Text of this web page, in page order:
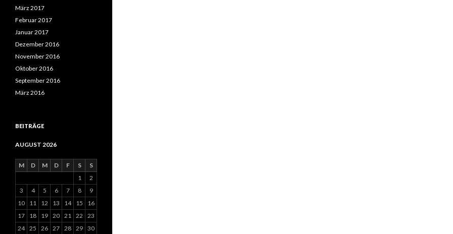
März 2017
Februar 2017
Januar 2017
Dezember 2016
November 2016
Oktober 2016
September 2016
März 2016
BEITRÄGE
AUGUST 2026
M D M D F S
S
1
2
3
4 5 6 7 8
9
10
11 12 13 14 15
16
17
18 19 20 21 22
23
24 25 26 27 28 29 30